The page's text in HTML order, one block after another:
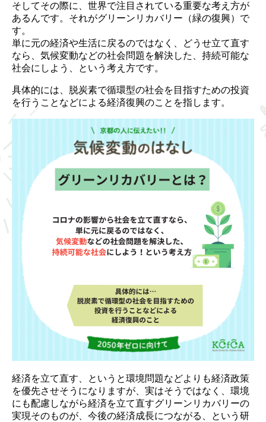
そしてその際に、世界で注目されている重要な考え方が
あるんです。それがグリーンリカバリー（緑の復興）で
す。
単に元の経済や生活に戻るのではなく、どうせ立て直す
なら、気候変動などの社会問題を解決した、持続可能な
社会にしよう、という考え方です。
具体的には、脱炭素で循環型の社会を目指すための投資
を行うことなどによる経済復興のことを指します。
経済を立て直す、というと環境問題などよりも経済政策
を優先させそうになりますが、実はそうではなく、環境
にも配慮しながら経済を立て直すグリーンリカバリーの
実現そのものが、今後の経済成長につながる、という研